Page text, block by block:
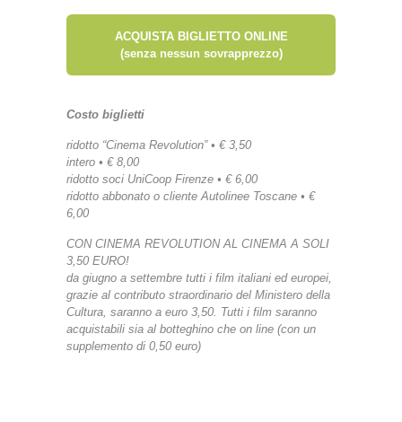
ACQUISTA BIGLIETTO ONLINE
(senza nessun sovrapprezzo)
Costo biglietti
ridotto “Cinema Revolution” • € 3,50
intero • € 8,00
ridotto soci UniCoop Firenze • € 6,00
ridotto abbonato o cliente Autolinee Toscane • €
6,00
CON CINEMA REVOLUTION AL CINEMA A SOLI
3,50 EURO!
da giugno a settembre tutti i film italiani ed europei,
grazie al contributo straordinario del Ministero della
Cultura, saranno a euro 3,50. Tutti i film saranno
acquistabili sia al botteghino che on line (con un
supplemento di 0,50 euro)